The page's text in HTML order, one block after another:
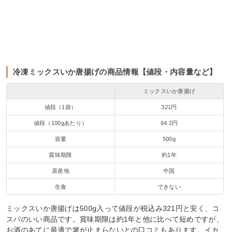
冷凍ミックスいか唐揚げの商品情報【値段・内容量など】
ミックスいか唐揚げ
値段（1袋） 321円
値段（100gあたり） 64.2円
容量 500g
賞味期限 約1年
原産地 中国
生食 できない
ミックスいか唐揚げは500g入って値段が税込み321円と安く、コ
スパのいい商品です。賞味期限は約1年と他に比べて短めですが、
お酒のあてに最適で箸が止まらないとの口コミもあります。イカ